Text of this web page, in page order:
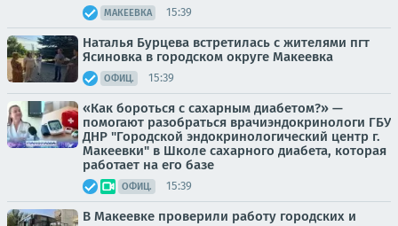
МАКЕЕВКА 15:39
Наталья Бурцева встретилась с жителями пгт
Ясиновка в городском округе Макеевка
ОФИЦ. 15:39
«Как бороться с сахарным диабетом?» —
помогают разобраться врачиэндокринологи ГБУ
ДНР "Городской эндокринологический центр г.
Макеевки" в Школе сахарного диабета, которая
работает на его базе
ОФИЦ. 15:39
В Макеевке проверили работу городских и